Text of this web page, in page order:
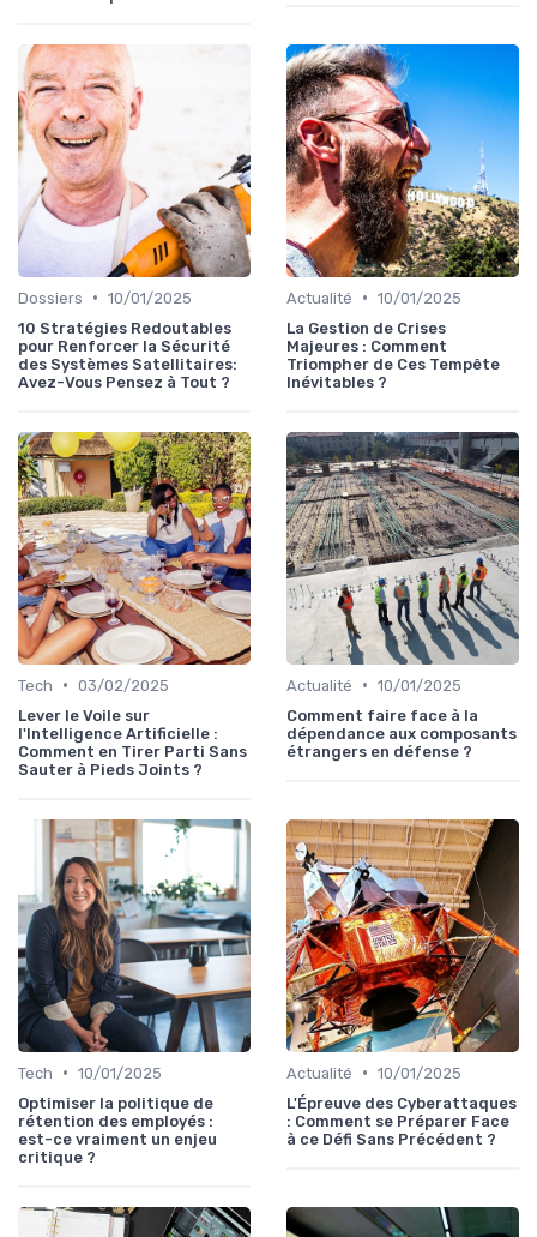
Dossiers • 10/01/2025
10 Stratégies Redoutables
pour Renforcer la Sécurité
des Systèmes Satellitaires:
Avez-Vous Pensez à Tout ?
Actualité • 10/01/2025
La Gestion de Crises
Majeures : Comment
Triompher de Ces Tempête
Inévitables ?
Tech • 03/02/2025
Lever le Voile sur
l'Intelligence Artificielle :
Comment en Tirer Parti Sans
Sauter à Pieds Joints ?
Actualité • 10/01/2025
Comment faire face à la
dépendance aux composants
étrangers en défense ?
Tech • 10/01/2025
Optimiser la politique de
rétention des employés :
est-ce vraiment un enjeu
critique ?
Actualité • 10/01/2025
L'Épreuve des Cyberattaques
: Comment se Préparer Face
à ce Défi Sans Précédent ?